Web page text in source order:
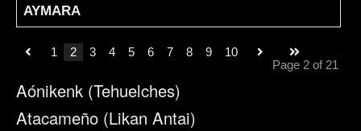
AYMARA
Page 2 of 21
1 2 3 4 5 6 7 8 9 10
Aónikenk (Tehuelches)
Atacameño (Likan Antai)